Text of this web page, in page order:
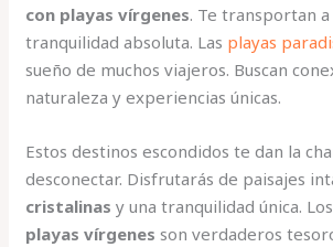
con playas vírgenes. Te transportan
tranquilidad absoluta. Las playas
sueño de muchos viajeros. Buscan
naturaleza y experiencias únicas.
Estos destinos escondidos te dan la
desconectar. Disfrutarás de paisajes
cristalinas y una tranquilidad única. Los
playas vírgenes son verdaderos